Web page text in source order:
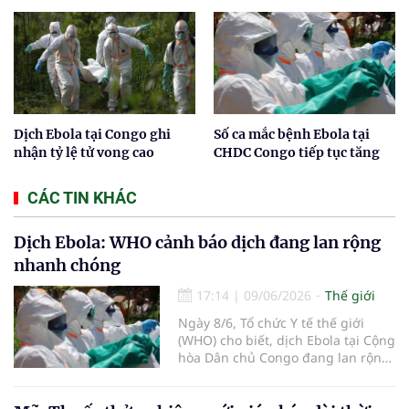
Dịch Ebola tại Congo ghi
nhận tỷ lệ tử vong cao
Số ca mắc bệnh Ebola tại
CHDC Congo tiếp tục tăng
CÁC TIN KHÁC
Dịch Ebola: WHO cảnh báo dịch đang lan rộng
nhanh chóng
17:14 | 09/06/2026
Thế giới
Ngày 8/6, Tổ chức Y tế thế giới
(WHO) cho biết, dịch Ebola tại Cộng
hòa Dân chủ Congo đang lan rộng